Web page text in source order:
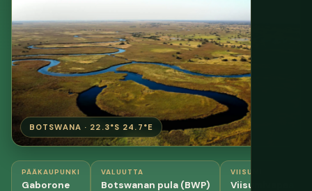
BOTSWANA · 22.3°S 24.7°E
PÄÄKAUPUNKI
Gaborone
VALUUTTA
Botswanan pula (BWP)
VIISUMI
Viisumivapaa,